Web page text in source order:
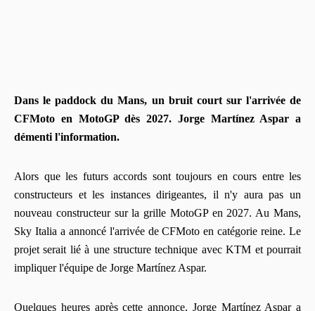
Dans le paddock du Mans, un bruit court sur l'arrivée de
CFMoto en MotoGP dès 2027. Jorge Martínez Aspar a
démenti l'information.
Alors que les futurs accords sont toujours en cours entre les
constructeurs et les instances dirigeantes, il n'y aura pas un
nouveau constructeur sur la grille MotoGP en 2027. Au Mans,
Sky Italia a annoncé l'arrivée de CFMoto en catégorie reine. Le
projet serait lié à une structure technique avec KTM et pourrait
impliquer l'équipe de Jorge Martínez Aspar.
Quelques heures après cette annonce, Jorge Martínez Aspar a